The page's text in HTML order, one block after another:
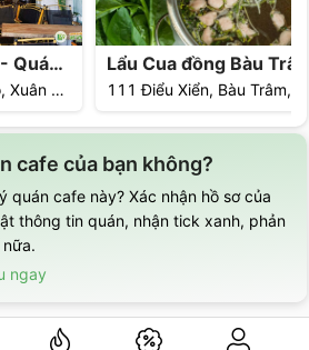
Coffee Trường Tộ - Quán Cà Phê Vintage
14 Nguyễn Trường Tộ, Xuân An, Long Khánh
cafe của bạn không?
quán cafe này? Xác nhận hồ sơ của
thông tin quán, nhận tick xanh, phản
ngay